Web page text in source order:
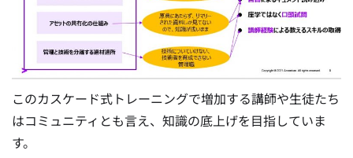
このカスケード式トレーニングで増加する講師や生徒たち
はコミュニティとも言え、知識の底上げを目指していま
す。